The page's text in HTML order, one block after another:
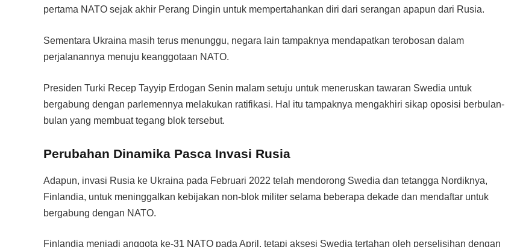
pertama NATO sejak akhir Perang Dingin untuk mempertahankan diri dari serangan apapun dari Rusia.
Sementara Ukraina masih terus menunggu, negara lain tampaknya mendapatkan terobosan dalam
perjalanannya menuju keanggotaan NATO.
Presiden Turki Recep Tayyip Erdogan Senin malam setuju untuk meneruskan tawaran Swedia untuk
bergabung dengan parlemennya melakukan ratifikasi. Hal itu tampaknya mengakhiri sikap oposisi berbulan-
bulan yang membuat tegang blok tersebut.
Perubahan Dinamika Pasca Invasi Rusia
Adapun, invasi Rusia ke Ukraina pada Februari 2022 telah mendorong Swedia dan tetangga Nordiknya,
Finlandia, untuk meninggalkan kebijakan non-blok militer selama beberapa dekade dan mendaftar untuk
bergabung dengan NATO.
Finlandia menjadi anggota ke-31 NATO pada April, tetapi aksesi Swedia tertahan oleh perselisihan dengan